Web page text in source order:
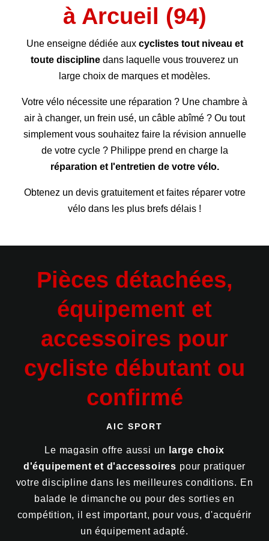
à Arcueil (94)
Une enseigne dédiée auxcyclistes tout niveau et
toute discipline dans laquelle vous trouverez un
large choix de marques et modèles.
Votre vélo nécessite une réparation ? Une chambre à
air à changer, un frein usé, un câble abîmé ? Ou tout
simplement vous souhaitez faire la révision annuelle
de votre cycle ? Philippe prend en charge la
réparation et l'entretien de votre vélo.
Obtenez un devis gratuitement et faites réparer votre
vélo dans les plus brefs délais !
Pièces détachées,
équipement et
accessoires pour
cycliste débutant ou
confirmé
AIC SPORT
Le magasin offre aussi un
large choix
d'équipement et d'accessoires pour pratiquer
votre discipline dans les meilleures conditions. En
balade le dimanche ou pour des sorties en
compétition, il est important, pour vous, d'acquérir
un équipement adapté.